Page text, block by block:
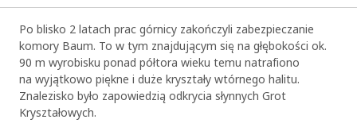
Po blisko 2 latach prac górnicy zakończyli zabezpieczanie
komory Baum. To w tym znajdującym się na głębokości ok.
90 m wyrobisku ponad półtora wieku temu natrafiono
na wyjątkowo piękne i duże kryształy wtórnego halitu.
Znalezisko było zapowiedzią odkrycia słynnych Grot
Kryształowych.